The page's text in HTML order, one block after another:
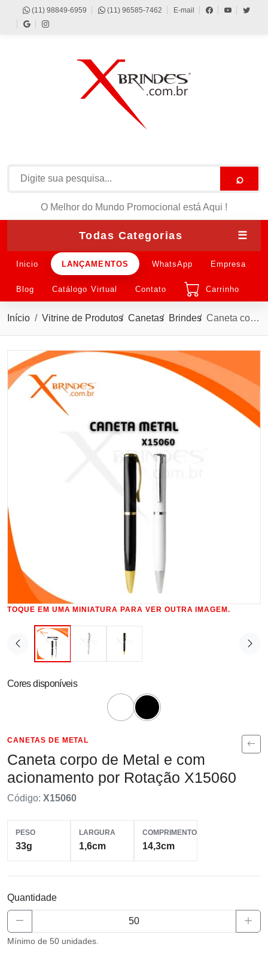
(11) 98849-6959 (11) 96585-7462 E-mail
⌕
O Melhor do Mundo Promocional está Aqui !
Todas Categorias ☰
Inicio LANÇAMENTOS WhatsApp Empresa
Blog Catálogo Virtual Contato Carrinho
Início Vitrine de Produtos Canetas Brindes Caneta corpo de Metal e com acionamento por Rotação X15060
TOQUE EM UMA MINIATURA PARA VER OUTRA IMAGEM.
Cores disponíveis
CANETAS DE METAL
Caneta corpo de Metal e com
acionamento por Rotação X15060
Código: X15060
PESO
33g
LARGURA
1,6cm
COMPRIMENTO
14,3cm
Quantidade
Mínimo de 50 unidades.